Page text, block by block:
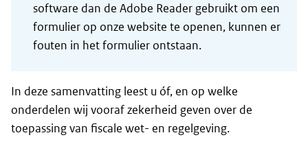
software dan de Adobe Reader gebruikt om een
formulier op onze website te openen, kunnen er
fouten in het formulier ontstaan.
In deze samenvatting leest u óf, en op welke
onderdelen wij vooraf zekerheid geven over de
toepassing van fiscale wet- en regelgeving.